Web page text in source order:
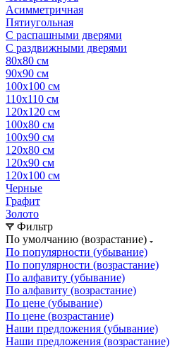
Асимметричная
Пятиугольная
С распашными дверями
С раздвижными дверями
80х80 см
90х90 см
100х100 см
110х110 см
120х120 см
100х80 см
100х90 см
120х80 см
120х90 см
120х100 см
Черные
Графит
Золото
Фильтр
По умолчанию (возрастание)
По популярности (убывание)
По популярности (возрастание)
По алфавиту (убывание)
По алфавиту (возрастание)
По цене (убывание)
По цене (возрастание)
Наши предложения (убывание)
Наши предложения (возрастание)